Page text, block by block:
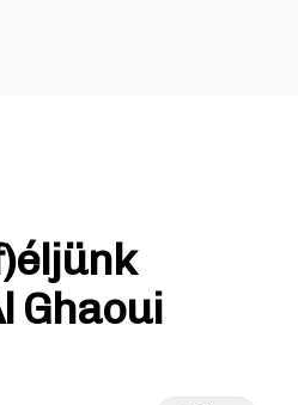
Ghaoui